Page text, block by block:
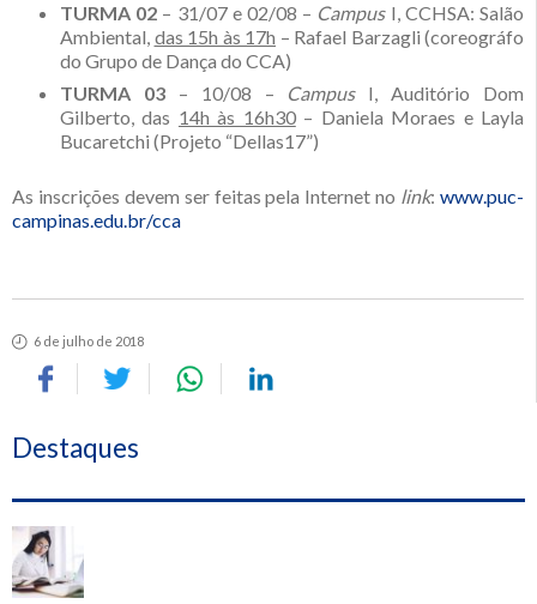
TURMA 02 – 31/07 e 02/08 – CampusI, CCHSA: Salão
Ambiental, das 15h às 17h – Rafael Barzagli (coreográfo
do Grupo de Dança do CCA)
TURMA 03– 10/08 – CampusI, Auditório Dom
Gilberto, das 14h às 16h30– Daniela Moraes e Layla
Bucaretchi (Projeto “Dellas17”)
As inscrições devem ser feitas pela Internet no link:www.puc-
campinas.edu.br/cca
6 de julho de 2018
Destaques